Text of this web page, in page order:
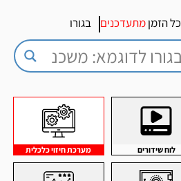
כל הזמןמתעדכנים בגורו
לוח שידורים מערכת חיזוי כלכלית